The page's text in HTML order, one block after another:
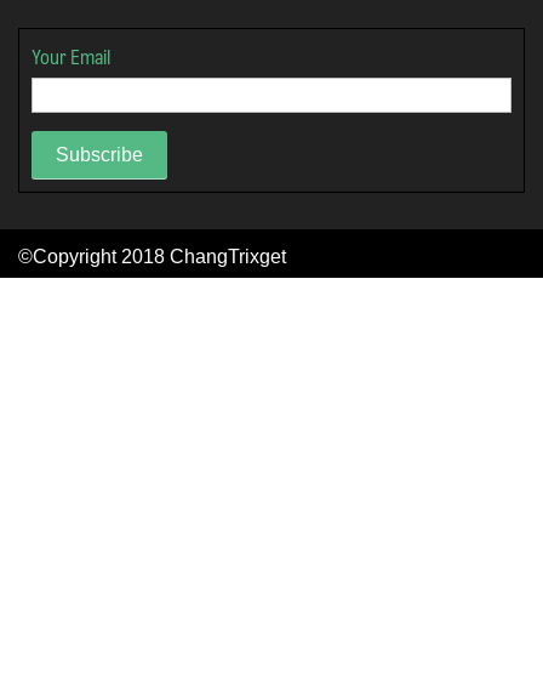
Your Email
Subscribe
©Copyright 2018 ChangTrixget